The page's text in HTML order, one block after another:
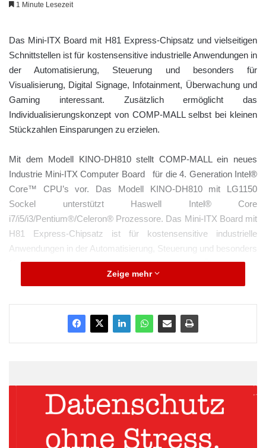
1 Minute Lesezeit
Das Mini-ITX Board mit H81 Express-Chipsatz und vielseitigen
Schnittstellen ist für kostensensitive industrielle Anwendungen in
der Automatisierung, Steuerung und besonders für
Visualisierung, Digital Signage, Infotainment, Überwachung und
Gaming interessant. Zusätzlich ermöglicht das
Individualisierungskonzept von COMP-MALL selbst bei kleinen
Stückzahlen Einsparungen zu erzielen.
Mit dem Modell KINO-DH810 stellt COMP-MALL ein neues
Industrie Mini-ITX Computer Board für die 4. Generation Intel®
Core™ CPU’s vor. Das Modell KINO-DH810 mit LG1150
Sockel unterstützt Haswell Intel® Core
i7/i5/i3/Pentium®/Celeron® Prozessore. Das Mini-ITX Board mit
H81 Express-Chipsatz ist für kostensensitive industrielle
Anwendungen in der Automatisierung, Steuerung und besonders
für Visualisierung, Digital Signage, Infotainment, Überwachung
Zeige mehr